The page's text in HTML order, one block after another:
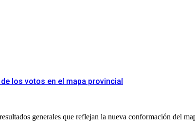
los votos en el mapa provincial
generales que reflejan la nueva conformación del